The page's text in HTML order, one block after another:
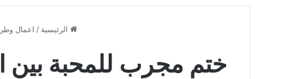
الرئيسية / اعمال
ختم مجرب للمحبة بين